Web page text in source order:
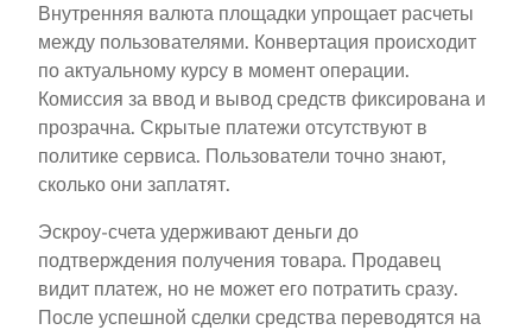
Внутренняя валюта площадки упрощает расчеты
между пользователями. Конвертация происходит
по актуальному курсу в момент операции.
Комиссия за ввод и вывод средств фиксирована и
прозрачна. Скрытые платежи отсутствуют в
политике сервиса. Пользователи точно знают,
сколько они заплатят.
Эскроу-счета удерживают деньги до
подтверждения получения товара. Продавец
видит платеж, но не может его потратить сразу.
После успешной сделки средства переводятся на